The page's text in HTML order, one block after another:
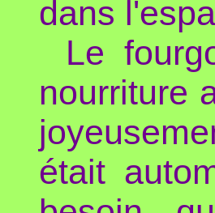
dans
Le
nourriture
était